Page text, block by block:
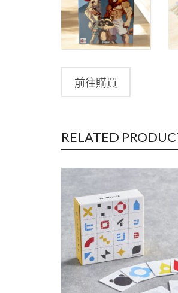
前往購買
RELATED